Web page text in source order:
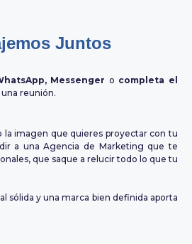
Juntos
Messenger o completa el
reunión.
la imagen que quieres proyectar con tu
a una Agencia de Marketing que te
que saque a relucir todo lo que tu
sólida y una marca bien definida aporta